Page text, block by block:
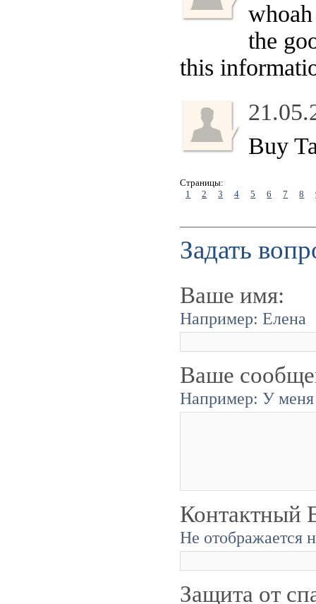
the
this
Buy
Страницы:
1
2 3 4 5 6 7 8
Задать
Ваше имя:
Например: Елена
Ваше
Например: У меня
Контактный
Не отображается
Защита от